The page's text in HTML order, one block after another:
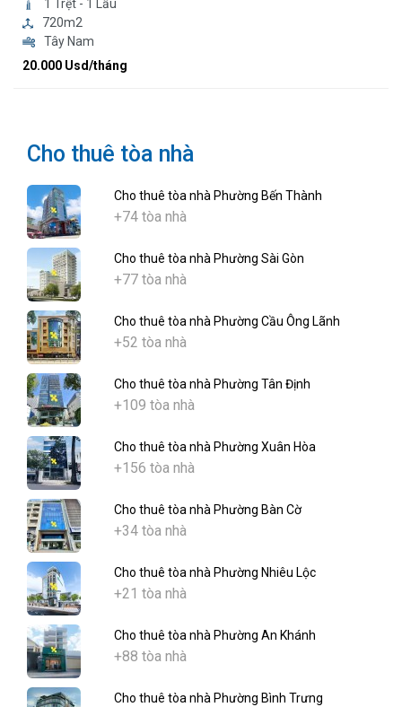
1 Trệt - 1 Lầu
720m2
Tây Nam
20.000 Usd/tháng
Cho thuê tòa nhà
Cho thuê tòa nhà Phường Bến Thành
+74 tòa nhà
Cho thuê tòa nhà Phường Sài Gòn
+77 tòa nhà
Cho thuê tòa nhà Phường Cầu Ông Lãnh
+52 tòa nhà
Cho thuê tòa nhà Phường Tân Định
+109 tòa nhà
Cho thuê tòa nhà Phường Xuân Hòa
+156 tòa nhà
Cho thuê tòa nhà Phường Bàn Cờ
+34 tòa nhà
Cho thuê tòa nhà Phường Nhiêu Lộc
+21 tòa nhà
Cho thuê tòa nhà Phường An Khánh
+88 tòa nhà
Cho thuê tòa nhà Phường Bình Trưng